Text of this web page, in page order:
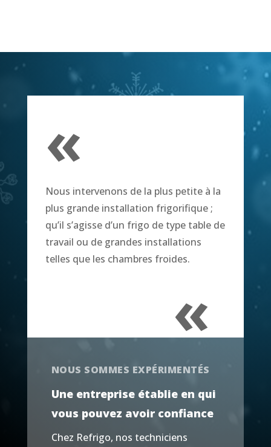
«
Nous intervenons de la plus petite à la
plus grande installation frigorifique ;
qu’il s’agisse d’un frigo de type table de
travail ou de grandes installations
telles que les chambres froides.
«
NOUS SOMMES EXPÉRIMENTÉS
Une entreprise établie en qui
vous pouvez avoir confiance
Chez Refrigo, nos techniciens